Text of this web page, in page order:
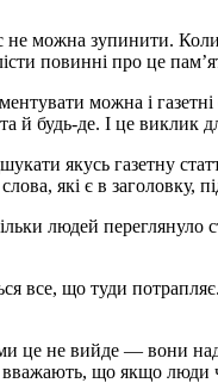
не можна зупинити.
повинні про це
можна і
будь-де. І це виклик
якусь газетну
які є в заголовку,
людей
все, що туди
це не вийде ― вони
що якщо люди